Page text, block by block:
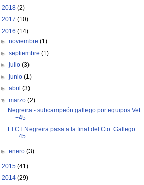
2018 (2)
2017 (10)
2016 (14)
►noviembre(1)
►septiembre(1)
►julio(3)
►junio(1)
►abril(3)
▼marzo(2)
Negreira - subcampeón gallego por equipos Vet
+45
El CT Negreira pasa a la final del Cto. Gallego
+45
►enero(3)
2015 (41)
2014 (29)